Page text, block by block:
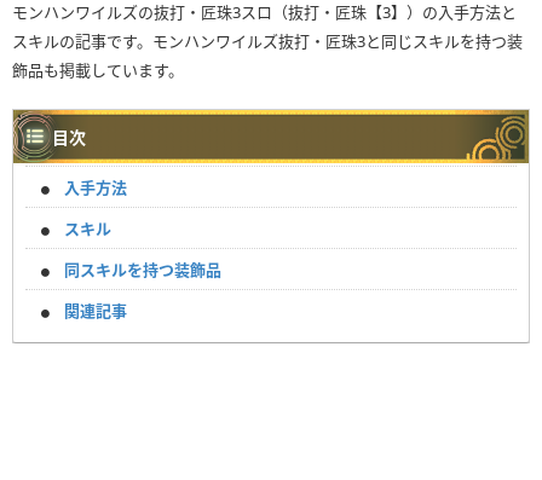
モンハンワイルズの抜打・匠珠3スロ（抜打・匠珠【3】）の入手方法と
スキルの記事です。モンハンワイルズ抜打・匠珠3と同じスキルを持つ装
飾品も掲載しています。
目次
入手方法
スキル
同スキルを持つ装飾品
関連記事